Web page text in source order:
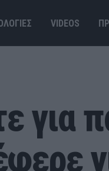
VIDEOS
για